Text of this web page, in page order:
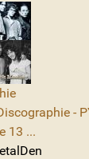
-
13 ...